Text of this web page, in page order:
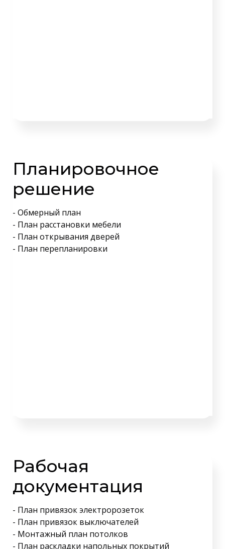
Планировочное
решение
- Обмерный план
- План расстановки мебели
- План открывания дверей
- План перепланировки
Рабочая
документация
- План привязок электророзеток
- План привязок выключателей
- Монтажный план потолков
- План раскладки напольных покрытий